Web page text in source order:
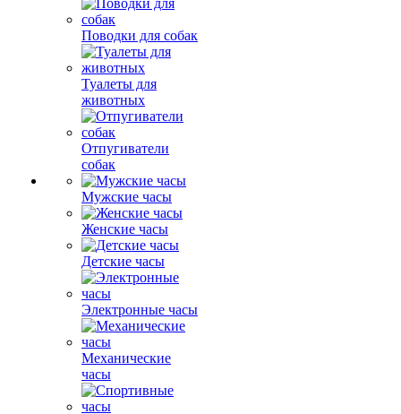
Поводки для собак
Туалеты для
животных
Отпугиватели
собак
Мужские часы
Женские часы
Детские часы
Электронные часы
Механические
часы